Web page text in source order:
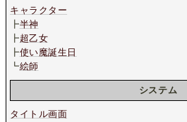
キャラクター
┣半神
┣超乙女
┣使い魔誕生日
┗絵師
システム
タイトル画面